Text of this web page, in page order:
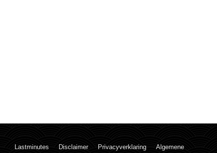
Lastminutes Disclaimer Privacyverklaring
Algemene